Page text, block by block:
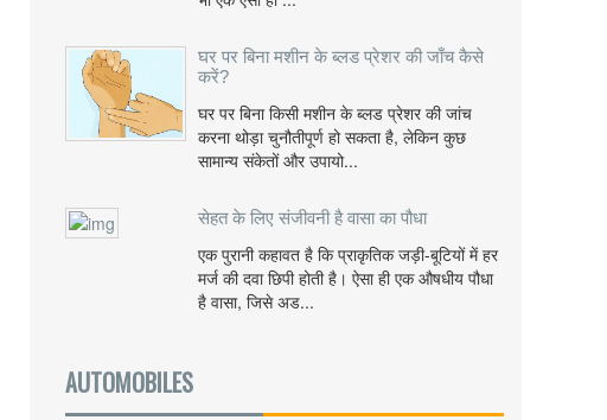
घर पर बिना मशीन के ब्लड प्रेशर की जाँच कैसे
करें?
घर पर बिना किसी मशीन के ब्लड प्रेशर की जांच
करना थोड़ा चुनौतीपूर्ण हो सकता है, लेकिन कुछ
सामान्य संकेतों और उपायो...
सेहत के लिए संजीवनी है वासा का पौधा
एक पुरानी कहावत है कि प्राकृतिक जड़ी-बूटियों में हर
मर्ज की दवा छिपी होती है। ऐसा ही एक औषधीय पौधा
है वासा, जिसे अड...
AUTOMOBILES